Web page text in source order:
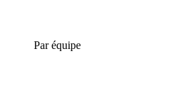
Par équipe